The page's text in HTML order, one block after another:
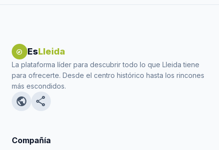
explore EsLleida
La plataforma líder para descubrir todo lo que Lleida tiene
para ofrecerte. Desde el centro histórico hasta los rincones
más escondidos.
public share
Compañía